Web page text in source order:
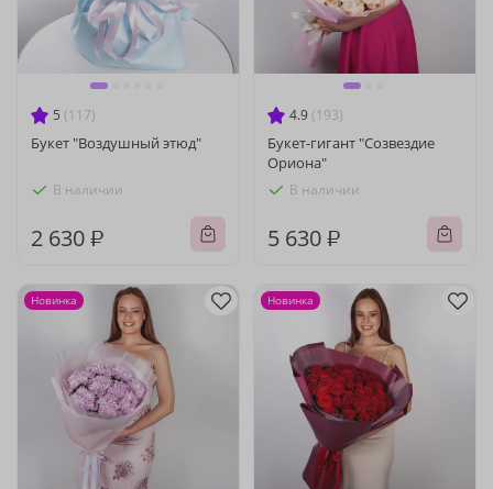
5 (117)
Букет "Воздушный этюд"
В наличии
2 630 ₽
4.9 (193)
Букет-гигант "Созвездие
Ориона"
В наличии
5 630 ₽
Новинка Новинка